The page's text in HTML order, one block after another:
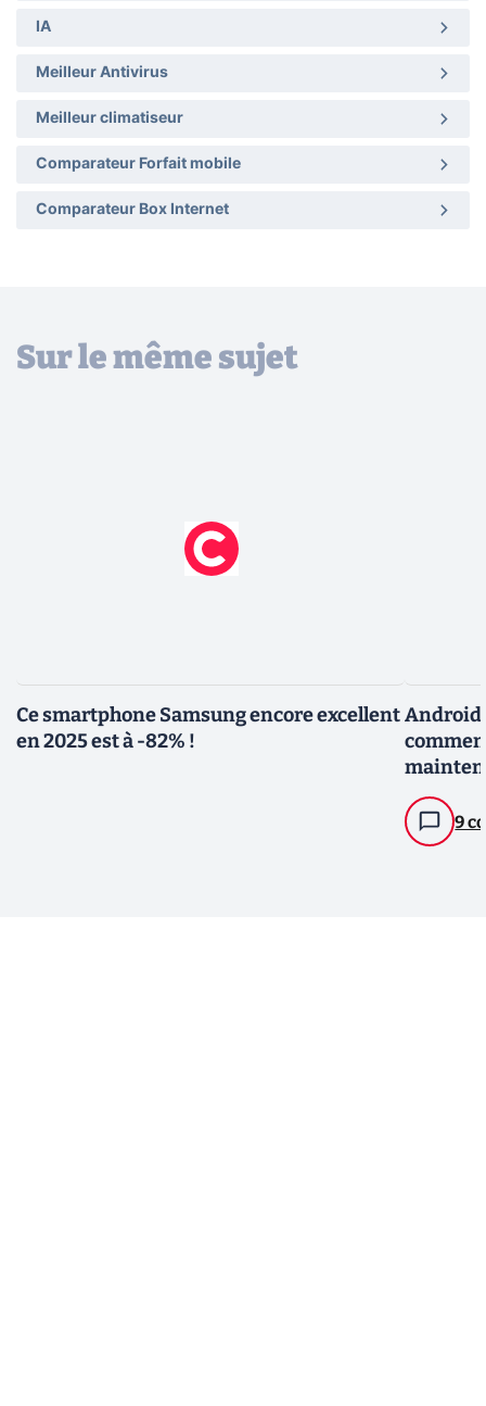
IA
Meilleur Antivirus
Meilleur climatiseur
Comparateur Forfait mobile
Comparateur Box Internet
Sur le même sujet
Ce smartphone Samsung encore excellent
en 2025 est à -82% !
Android
9